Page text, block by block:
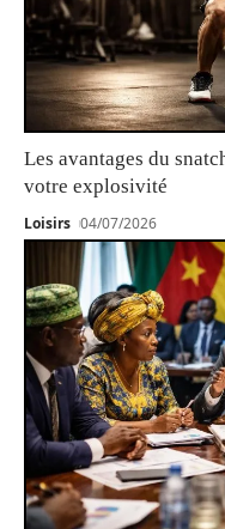
Les avantages du
votre explosivité
Loisirs 04/07/2026